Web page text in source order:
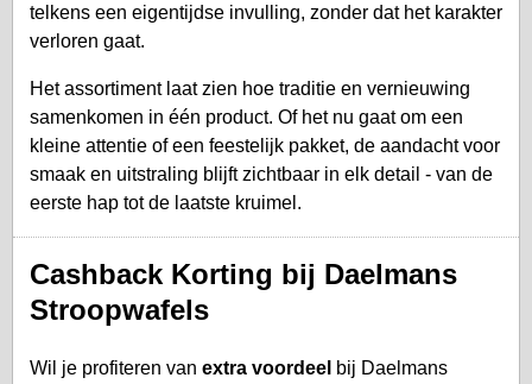
telkens een eigentijdse invulling, zonder dat het karakter
verloren gaat.
Het assortiment laat zien hoe traditie en vernieuwing
samenkomen in één product. Of het nu gaat om een
kleine attentie of een feestelijk pakket, de aandacht voor
smaak en uitstraling blijft zichtbaar in elk detail - van de
eerste hap tot de laatste kruimel.
Cashback Korting bij Daelmans
Stroopwafels
Wil je profiteren van extra voordeel bij Daelmans